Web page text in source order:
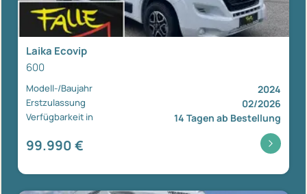
Laika Ecovip
600
Modell-/Baujahr 2024
Erstzulassung 02/2026
Verfügbarkeit in 14 Tagen ab Bestellung
99.990 €